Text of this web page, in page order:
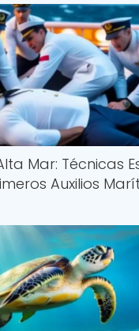
Mar: Técnicas
Auxilios